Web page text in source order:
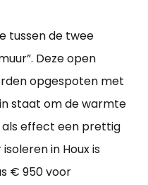
tussen de twee
Deze open
opgespoten met
staat om de warmte
effect een prettig
in Houx is
€ 950 voor